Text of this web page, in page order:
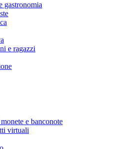
gastronomia
e ragazzi
e banconote
virtuali